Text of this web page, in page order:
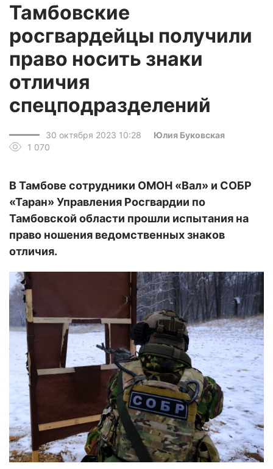
Тамбовские
росгвардейцы получили
право носить знаки
отличия
спецподразделений
30 октября 2023 10:28
Юлия Буковская
1 070
В Тамбове сотрудники ОМОН «Вал» и СОБР
«Таран» Управления Росгвардии по
Тамбовской области прошли испытания на
право ношения ведомственных знаков
отличия.